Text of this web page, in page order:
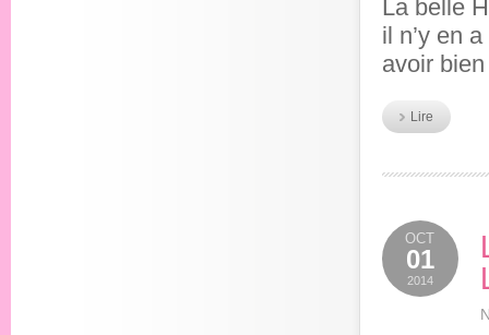
La belle
il n’y en
avoir
Lire
OCT
01
2014